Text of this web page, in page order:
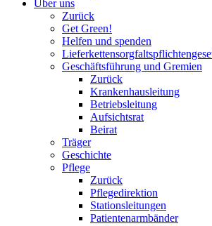
Über uns
Zurück
Get Green!
Helfen und spenden
Geschäftsführung und Gremien
Zurück
Krankenhausleitung
Betriebsleitung
Aufsichtsrat
Beirat
Träger
Geschichte
Pflege
Zurück
Pflegedirektion
Stationsleitungen
Patientenarmbänder